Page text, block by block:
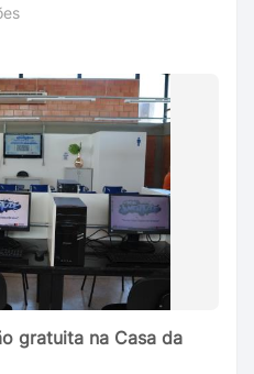
gratuita na Casa da